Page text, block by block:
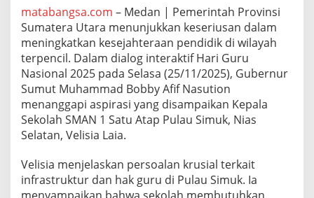
n
I
n
s
t
r
u
k
s
i
B
a
matabangsa.com – Medan | Pemerintah Provinsi
Sumatera Utara menunjukkan keseriusan dalam
meningkatkan kesejahteraan pendidik di wilayah
terpencil. Dalam dialog interaktif Hari Guru
Nasional 2025 pada Selasa (25/11/2025), Gubernur
Sumut Muhammad Bobby Afif Nasution
menanggapi aspirasi yang disampaikan Kepala
Sekolah SMAN 1 Satu Atap Pulau Simuk, Nias
Selatan, Velisia Laia.
Velisia menjelaskan persoalan krusial terkait
infrastruktur dan hak guru di Pulau Simuk. Ia
menyampaikan bahwa sekolah membutuhkan